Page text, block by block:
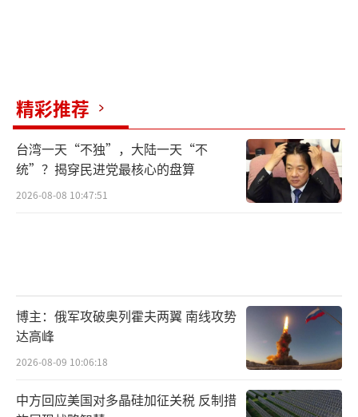
精彩推荐
台湾一天“不独”，大陆一天“不
统”？揭穿民进党最核心的盘算
2026-08-08 10:47:51
博主：俄军攻破奥列霍夫两翼 南线攻势
达高峰
2026-08-09 10:06:18
中方回应美国对多晶硅加征关税 反制措